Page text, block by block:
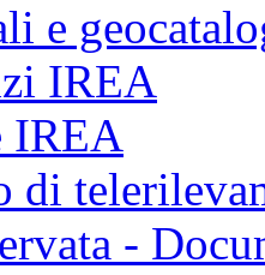
e
IREA
IREA
di
-